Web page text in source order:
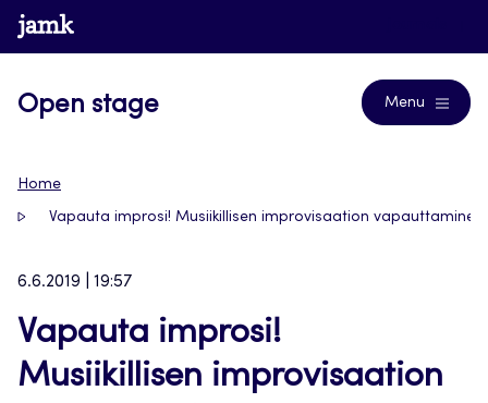
Siirry
suoraan
www.jamk.fi
Open stage Menu
Home
Vapauta improsi! Musiikillisen improvisaation
6.6.2019 | 19:57
Vapauta improsi!
Musiikillisen improvisaation